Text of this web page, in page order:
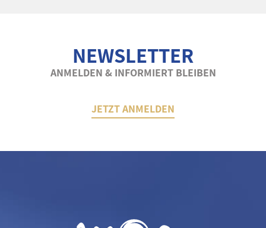
NEWSLETTER
ANMELDEN & INFORMIERT BLEIBEN
JETZT ANMELDEN